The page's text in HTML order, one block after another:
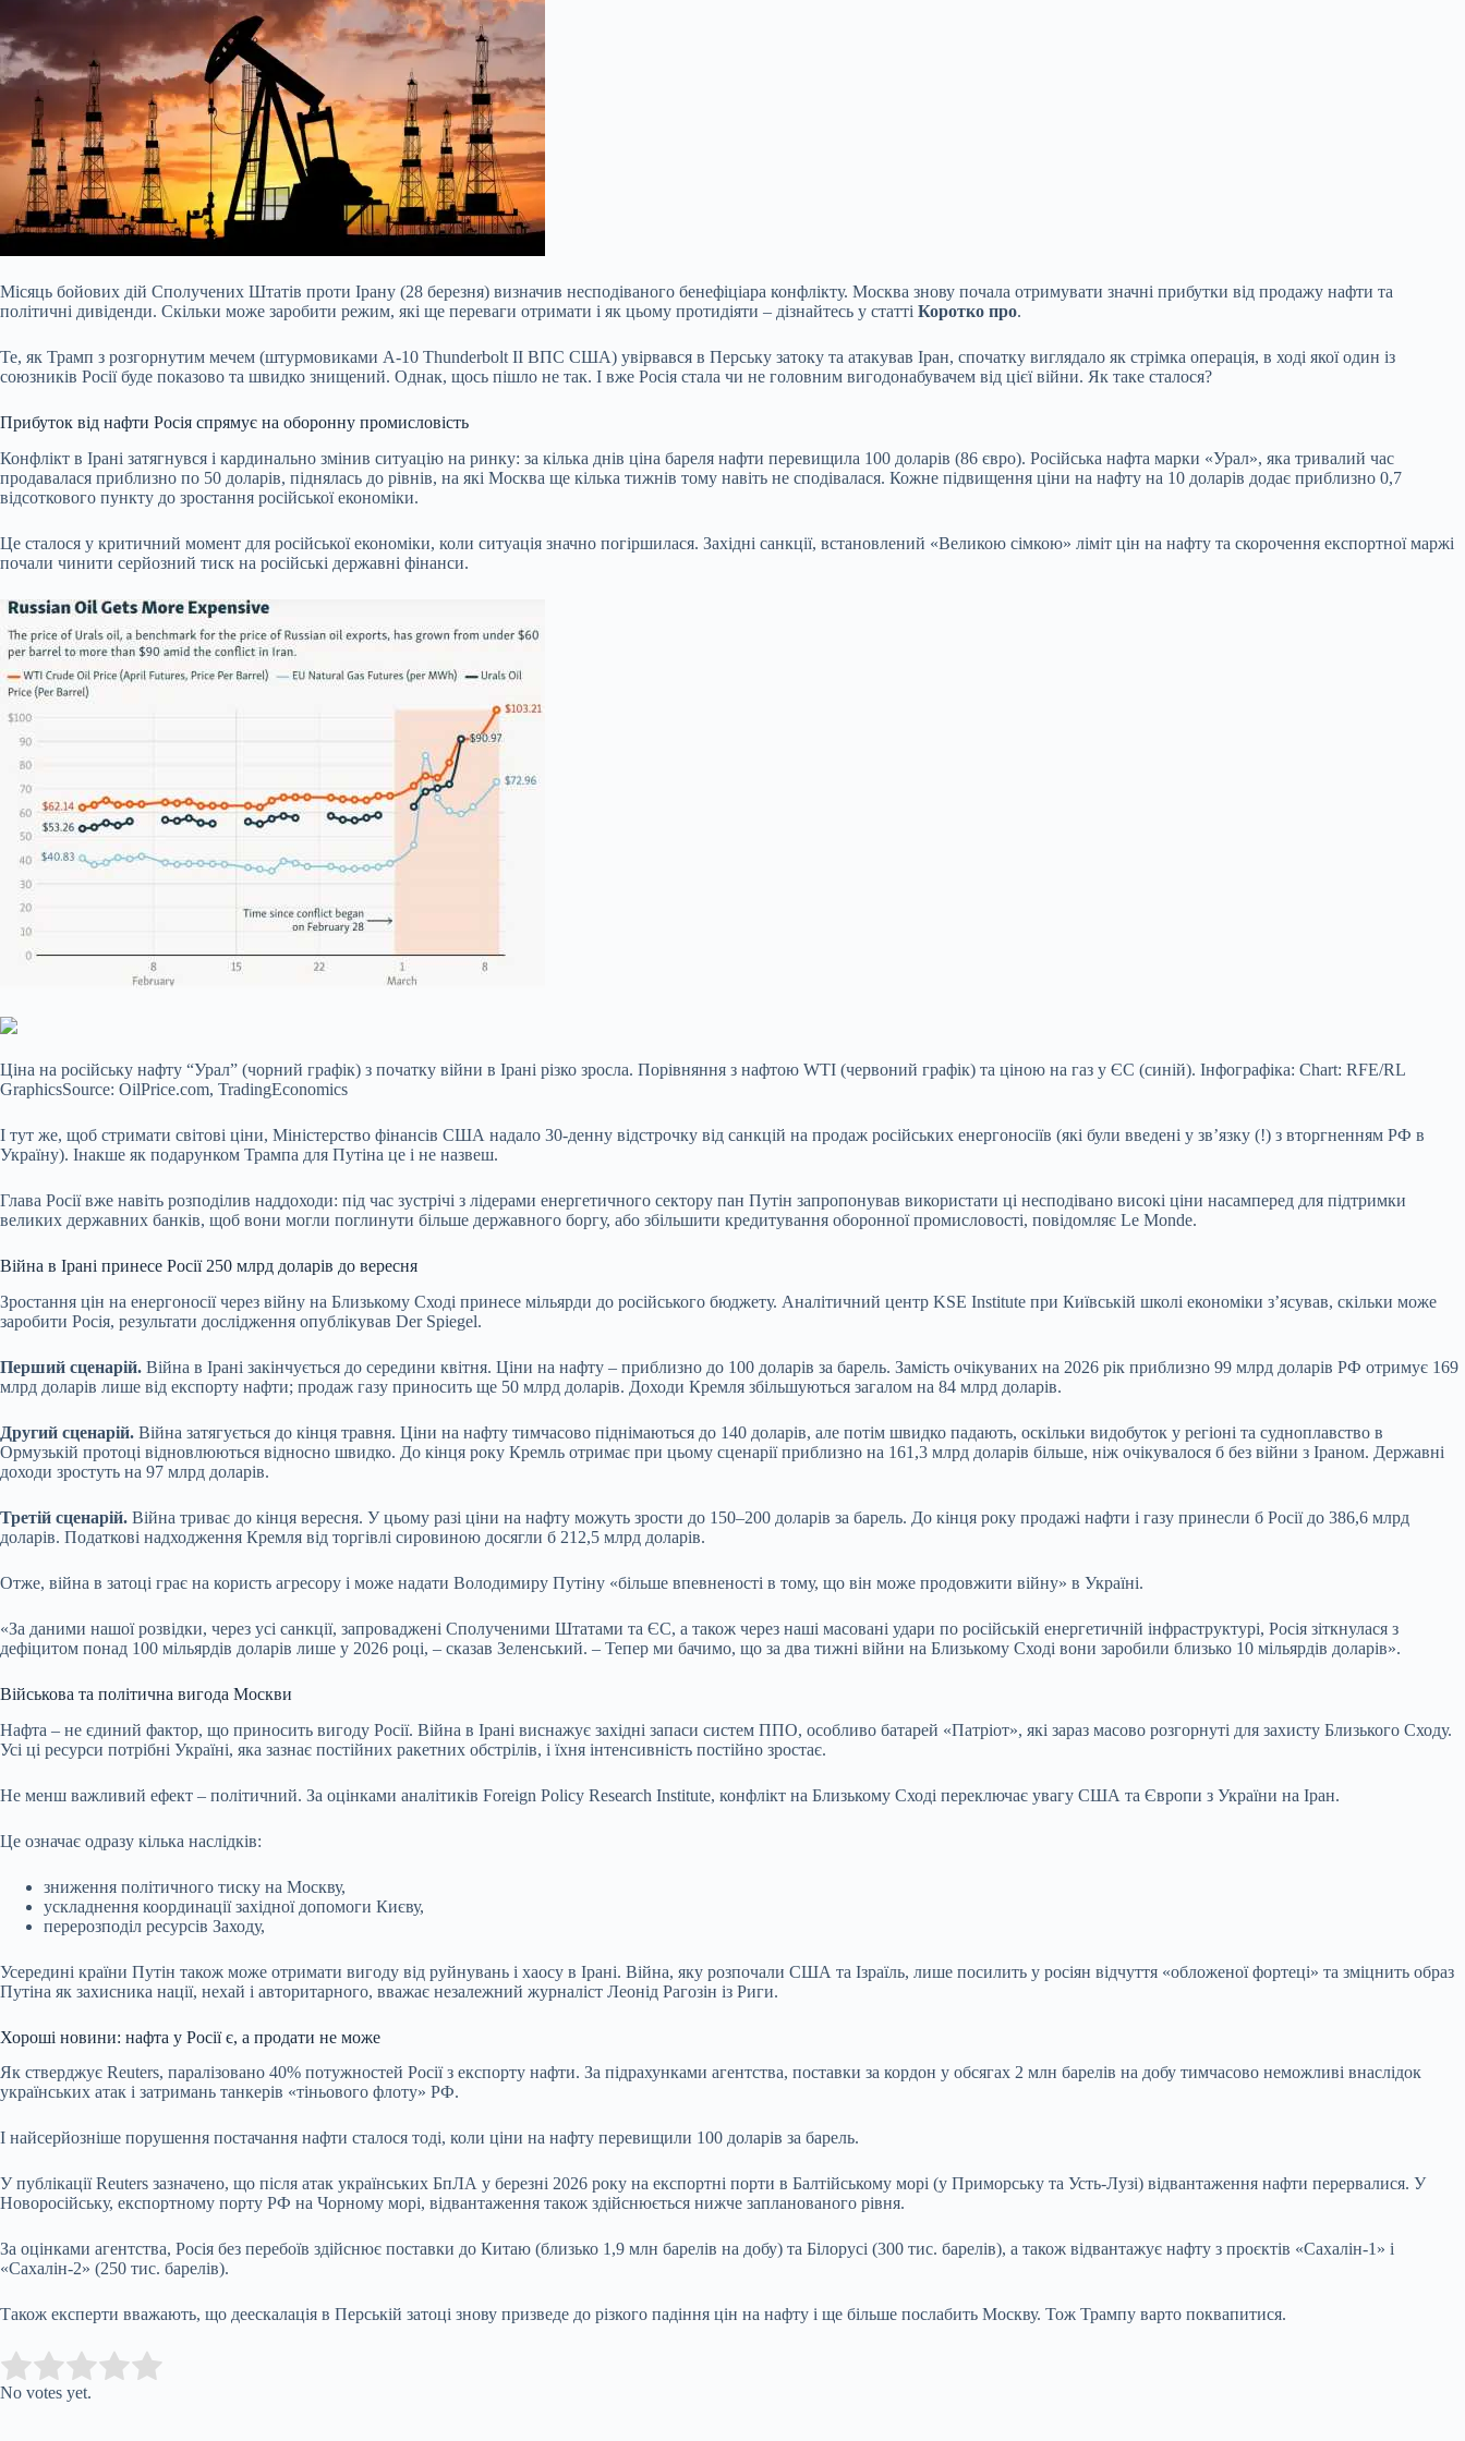
Місяць бойових дій Сполучених Штатів проти Ірану (28 березня) визначив несподіваного бенефіціара конфлікту. Москва знову почала отримувати значні прибутки від продажу нафти та
політичні дивіденди. Скільки може заробити режим, які ще переваги отримати і як цьому протидіяти – дізнайтесь у статті Коротко про.
Те, як Трамп з розгорнутим мечем (штурмовиками A-10 Thunderbolt II ВПС США) увірвався в Перську затоку та атакував Іран, спочатку виглядало як стрімка операція, в ході якої один із
союзників Росії буде показово та швидко знищений. Однак, щось пішло не так. І вже Росія стала чи не головним вигодонабувачем від цієї війни. Як таке сталося?
Прибуток від нафти Росія спрямує на оборонну промисловість
Конфлікт в Ірані затягнувся і кардинально змінив ситуацію на ринку: за кілька днів ціна бареля нафти перевищила 100 доларів (86 євро). Російська нафта марки «Урал», яка тривалий час
продавалася приблизно по 50 доларів, піднялась до рівнів, на які Москва ще кілька тижнів тому навіть не сподівалася. Кожне підвищення ціни на нафту на 10 доларів додає приблизно 0,7
відсоткового пункту до зростання російської економіки.
Це сталося у критичний момент для російської економіки, коли ситуація значно погіршилася. Західні санкції, встановлений «Великою сімкою» ліміт цін на нафту та скорочення експортної маржі
почали чинити серйозний тиск на російські державні фінанси.
Ціна на російську нафту “Урал” (чорний графік) з початку війни в Ірані різко зросла. Порівняння з нафтою WTI (червоний графік) та ціною на газ у ЄС (синій). Інфографіка: Chart: RFE/RL
GraphicsSource: OilPrice.com, TradingEconomics
І тут же, щоб стримати світові ціни, Міністерство фінансів США надало 30-денну відстрочку від санкцій на продаж російських енергоносіїв (які були введені у зв’язку (!) з вторгненням РФ в
Україну). Інакше як подарунком Трампа для Путіна це і не назвеш.
Глава Росії вже навіть розподілив наддоходи: під час зустрічі з лідерами енергетичного сектору пан Путін запропонував використати ці несподівано високі ціни насамперед для підтримки
великих державних банків, щоб вони могли поглинути більше державного боргу, або збільшити кредитування оборонної промисловості, повідомляє Le Monde.
Війна в Ірані принесе Росії 250 млрд доларів до вересня
Зростання цін на енергоносії через війну на Близькому Сході принесе мільярди до російського бюджету. Аналітичний центр KSE Institute при Київській школі економіки з’ясував, скільки може
заробити Росія, результати дослідження опублікував Der Spiegel.
Перший сценарій. Війна в Ірані закінчується до середини квітня. Ціни на нафту – приблизно до 100 доларів за барель. Замість очікуваних на 2026 рік приблизно 99 млрд доларів РФ отримує 169
млрд доларів лише від експорту нафти; продаж газу приносить ще 50 млрд доларів. Доходи Кремля збільшуються загалом на 84 млрд доларів.
Другий сценарій. Війна затягується до кінця травня. Ціни на нафту тимчасово піднімаються до 140 доларів, але потім швидко падають, оскільки видобуток у регіоні та судноплавство в
Ормузькій протоці відновлюються відносно швидко. До кінця року Кремль отримає при цьому сценарії приблизно на 161,3 млрд доларів більше, ніж очікувалося б без війни з Іраном. Державні
доходи зростуть на 97 млрд доларів.
Третій сценарій. Війна триває до кінця вересня. У цьому разі ціни на нафту можуть зрости до 150–200 доларів за барель. До кінця року продажі нафти і газу принесли б Росії до 386,6 млрд
доларів. Податкові надходження Кремля від торгівлі сировиною досягли б 212,5 млрд доларів.
Отже, війна в затоці грає на користь агресору і може надати Володимиру Путіну «більше впевненості в тому, що він може продовжити війну» в Україні.
«За даними нашої розвідки, через усі санкції, запроваджені Сполученими Штатами та ЄС, а також через наші масовані удари по російській енергетичній інфраструктурі, Росія зіткнулася з
дефіцитом понад 100 мільярдів доларів лише у 2026 році, – сказав Зеленський. – Тепер ми бачимо, що за два тижні війни на Близькому Сході вони заробили близько 10 мільярдів доларів».
Військова та політична вигода Москви
Нафта – не єдиний фактор, що приносить вигоду Росії. Війна в Ірані виснажує західні запаси систем ППО, особливо батарей «Патріот», які зараз масово розгорнуті для захисту Близького Сходу.
Усі ці ресурси потрібні Україні, яка зазнає постійних ракетних обстрілів, і їхня інтенсивність постійно зростає.
Не менш важливий ефект – політичний. За оцінками аналітиків Foreign Policy Research Institute, конфлікт на Близькому Сході переключає увагу США та Європи з України на Іран.
Це означає одразу кілька наслідків:
зниження політичного тиску на Москву,
ускладнення координації західної допомоги Києву,
перерозподіл ресурсів Заходу,
Усередині країни Путін також може отримати вигоду від руйнувань і хаосу в Ірані. Війна, яку розпочали США та Ізраїль, лише посилить у росіян відчуття «обложеної фортеці» та зміцнить образ
Путіна як захисника нації, нехай і авторитарного, вважає незалежний журналіст Леонід Рагозін із Риги.
Хороші новини: нафта у Росії є, а продати не може
Як стверджує Reuters, паралізовано 40% потужностей Росії з експорту нафти. За підрахунками агентства, поставки за кордон у обсягах 2 млн барелів на добу тимчасово неможливі внаслідок
українських атак і затримань танкерів «тіньового флоту» РФ.
І найсерйозніше порушення постачання нафти сталося тоді, коли ціни на нафту перевищили 100 доларів за барель.
У публікації Reuters зазначено, що після атак українських БпЛА у березні 2026 року на експортні порти в Балтійському морі (у Приморську та Усть-Лузі) відвантаження нафти перервалися. У
Новоросійську, експортному порту РФ на Чорному морі, відвантаження також здійснюється нижче запланованого рівня.
За оцінками агентства, Росія без перебоїв здійснює поставки до Китаю (близько 1,9 млн барелів на добу) та Білорусі (300 тис. барелів), а також відвантажує нафту з проєктів «Сахалін-1» і
«Сахалін-2» (250 тис. барелів).
Також експерти вважають, що деескалація в Перській затоці знову призведе до різкого падіння цін на нафту і ще більше послабить Москву. Тож Трампу варто поквапитися.
Rate this item:
No votes yet.